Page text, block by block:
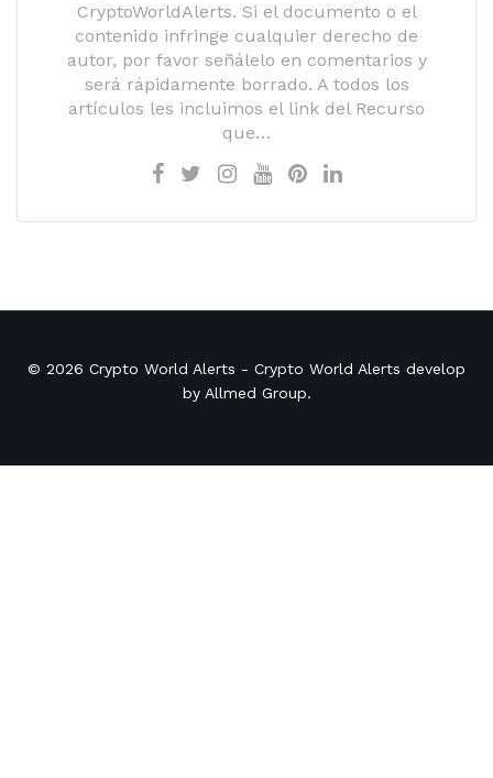
CryptoWorldAlerts. Si el documento o el
contenido infringe cualquier derecho de
autor, por favor señálelo en comentarios y
será rápidamente borrado. A todos los
artículos les incluimos el link del Recurso
que…
© 2026 Crypto World Alerts - Crypto World Alerts develop
by Allmed Group.